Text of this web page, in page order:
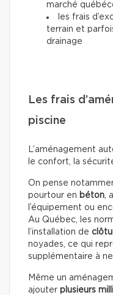
marché
les frais
terrain et
drainage
Les frais
piscine
L’aménagement
le confort, la
On pense
pourtour en béton,
l’équipement ou
Au Québec, les
l’installation de
noyades, ce qui
supplémentaire à
Même un
ajouter plusieurs